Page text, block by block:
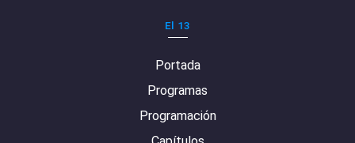
El 13
Portada
Programas
Programación